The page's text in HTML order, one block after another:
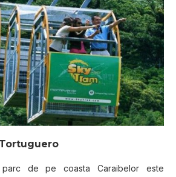
parc de pe coasta Caraibelor este